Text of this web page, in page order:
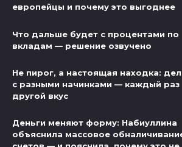
европейцы и почему это выгоднее
Что дальше будет с процентами по
вкладам — решение озвучено
Не пирог, а настоящая находка:
с разными начинками — каждый раз
другой вкус
Деньги меняют форму: Набиуллина
объяснила массовое